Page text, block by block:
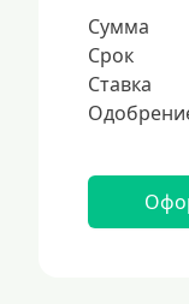
Сумма
Срок
Ставка